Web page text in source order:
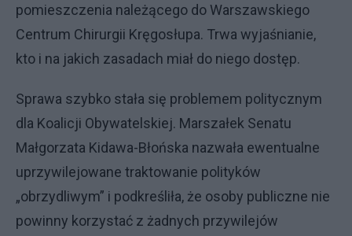
pomieszczenia należącego do Warszawskiego
Centrum Chirurgii Kręgosłupa. Trwa wyjaśnianie,
kto i na jakich zasadach miał do niego dostęp.
Sprawa szybko stała się problemem politycznym
dla Koalicji Obywatelskiej. Marszałek Senatu
Małgorzata Kidawa-Błońska nazwała ewentualne
uprzywilejowane traktowanie polityków
„obrzydliwym” i podkreśliła, że osoby publiczne nie
powinny korzystać z żadnych przywilejów